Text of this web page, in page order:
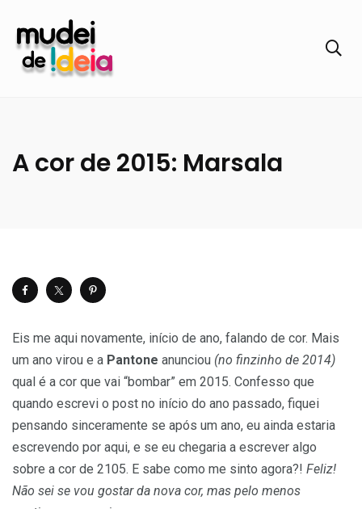
A cor de 2015: Marsala
Eis me aqui novamente, início de ano, falando de cor. Mais
um ano virou e a Pantone anunciou (no finzinho de 2014)
qual é a cor que vai “bombar” em 2015. Confesso que
quando escrevi o post no início do ano passado, fiquei
pensando sinceramente se após um ano, eu ainda estaria
escrevendo por aqui, e se eu chegaria a escrever algo
sobre a cor de 2105. E sabe como me sinto agora?! Feliz!
Não sei se vou gostar da nova cor, mas pelo menos